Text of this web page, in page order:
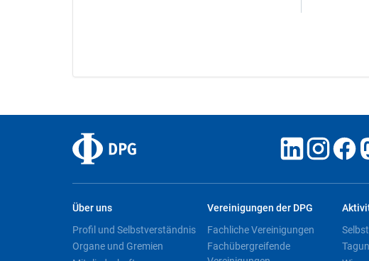
Über uns
Profil und Selbstverständnis
Organe und Gremien
Vereinigungen der DPG
Fachliche Vereinigungen
Fachübergreifende